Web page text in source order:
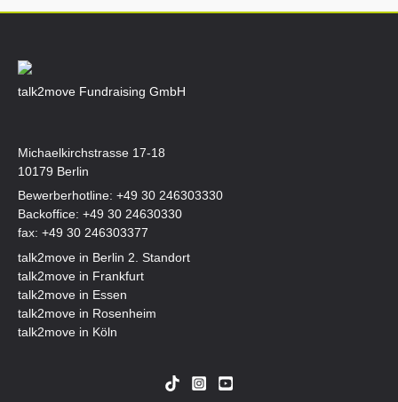
talk2move Fundraising GmbH
Michaelkirchstrasse 17-18
10179 Berlin
Bewerberhotline: +49 30 246303330
Backoffice: +49 30 24630330
fax: +49 30 246303377
talk2move in Berlin 2. Standort
talk2move in Frankfurt
talk2move in Essen
talk2move in Rosenheim
talk2move in Köln